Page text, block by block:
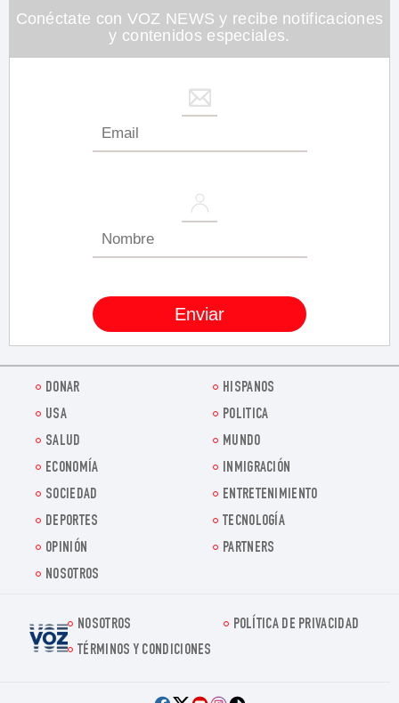
Conéctate con VOZ NEWS y recibe notificaciones
y contenidos especiales.
DONAR
HISPANOS
USA
POLITICA
SALUD
MUNDO
ECONOMÍA
INMIGRACIÓN
SOCIEDAD
ENTRETENIMIENTO
DEPORTES
TECNOLOGÍA
OPINIÓN
PARTNERS
NOSOTROS
Voz.us
NOSOTROS
POLÍTICA DE PRIVACIDAD
TÉRMINOS Y CONDICIONES